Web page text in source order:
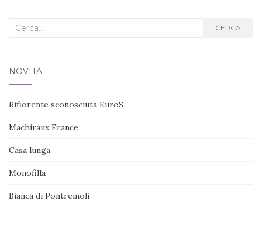
Cerca
CERCA
NOVITÀ
Rifiorente sconosciuta EuroS
Machiraux France
Casa lunga
Monofilla
Bianca di Pontremoli